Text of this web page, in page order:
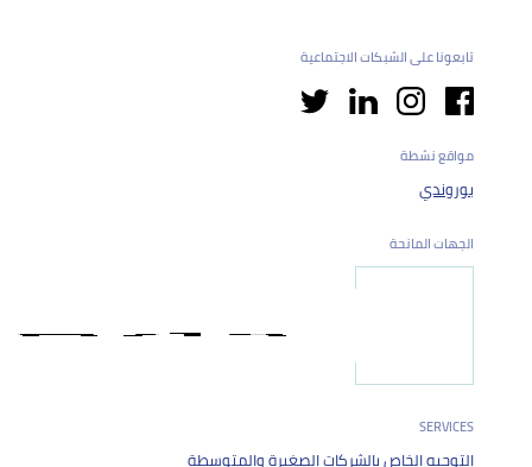
تابعونا على الشبكات الاجتماعية
مواقع نشطة
بوروندي
الجهات المانحة
SERVICES
التوجيه الخاص بالشركات الصغيرة والمتوسطة